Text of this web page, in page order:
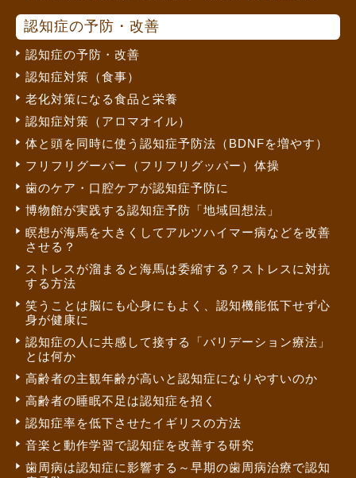
認知症の予防・改善
認知症の予防・改善
認知症対策（食事）
老化対策になる食品と栄養
認知症対策（アロマオイル）
体と頭を同時に使う認知症予防法（BDNFを増やす）
フリフリグーパー（フリフリグッパー）体操
歯のケア・口腔ケアが認知症予防に
博物館が実践する認知症予防「地域回想法」
瞑想が海馬を大きくしてアルツハイマー病などを改善
させる？
ストレスが溜まると海馬は委縮する？ストレスに対抗
する方法
笑うことは脳にも心身にもよく、認知機能低下せず心
身が健康に
認知症の人に共感して接する「バリデーション療法」
とは何か
高齢者の主観年齢が高いと認知症になりやすいのか
高齢者の睡眠不足は認知症を招く
認知症率を低下させたイギリスの方法
音楽と動作学習で認知症を改善する研究
歯周病は認知症に影響する～早期の歯周病治療で認知